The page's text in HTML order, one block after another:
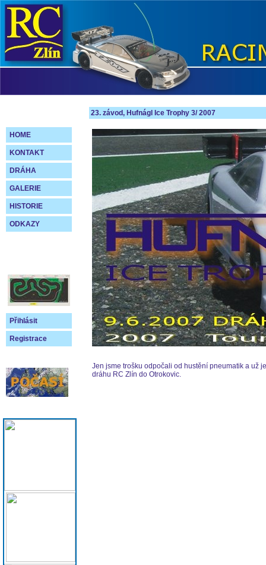
HOME
KONTAKT
DRÁHA
GALERIE
HISTORIE
ODKAZY
Přihlásit
Registrace
23. závod, Hufnágl Ice Trophy 3/ 2007
Jen jsme trošku odpočali od hustění pneumatik a už
dráhu RC Zlín do Otrokovic.